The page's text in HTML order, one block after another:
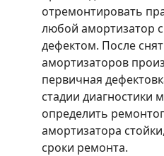
отремонтировать
любой амортизатор
дефектом. После
амортизаторов
первичная
стадии диагностики
определить
амортизатора
сроки ремонта.